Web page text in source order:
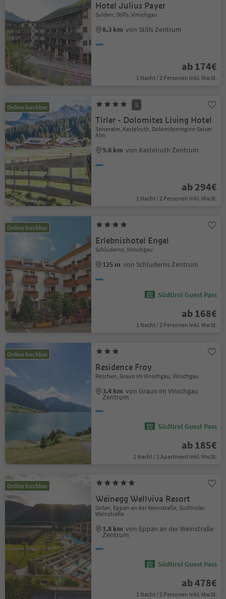
Hotel Julius Payer
Sulden, Stilfs, Vinschgau
8.3 km von Stilfs Zentrum
ab 174€
1 Nacht / 2 Personen Inkl. MwSt.
Online buchbar S
Tirler - Dolomites Living Hotel
Seiseralm, Kastelruth, Dolomitenregion Seiser
Alm
9.8 km von Kastelruth Zentrum
ab 294€
1 Nacht / 2 Personen Inkl. MwSt.
Online buchbar
Erlebnishotel Engel
Schluderns, Vinschgau
125 m von Schluderns Zentrum
Südtirol Guest Pass
ab 168€
1 Nacht / 2 Personen Inkl. MwSt.
Online buchbar
Residence Froy
Reschen, Graun im Vinschgau, Vinschgau
3.4 km von Graun im Vinschgau
Zentrum
Südtirol Guest Pass
ab 185€
1 Nacht / 1 Apartment Inkl. MwSt.
Online buchbar
Weinegg Wellviva Resort
Girlan, Eppan an der Weinstraße, Südtiroler
Weinstraße
1.8 km von Eppan an der Weinstraße
Zentrum
Südtirol Guest Pass
ab 478€
1 Nacht / 2 Personen Inkl. MwSt.